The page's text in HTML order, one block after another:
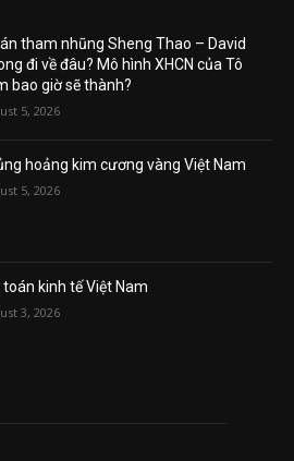
tham nhũng Sheng Thao – David
đi về đâu? Mô hình XHCN của Tô
bao giờ sẽ thành?
5, 2026
hoảng kim cương vàng Việt Nam
5, 2026
toán kinh tế Việt Nam
3, 2026